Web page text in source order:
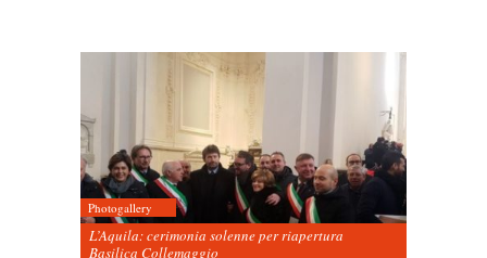
Photogallery
L’Aquila: cerimonia solenne per riapertura
Basilica Collemaggio